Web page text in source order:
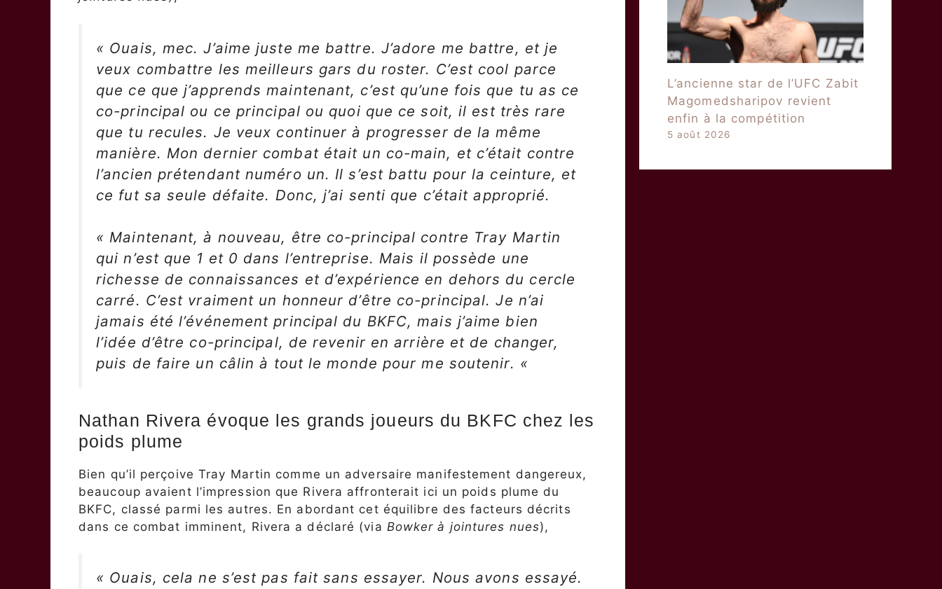
« Ouais, mec. J’aime juste me battre. J’adore me battre, et je
veux combattre les meilleurs gars du roster. C’est cool parce
que ce que j’apprends maintenant, c’est qu’une fois que tu as ce
co-principal ou ce principal ou quoi que ce soit, il est très rare
que tu recules. Je veux continuer à progresser de la même
manière. Mon dernier combat était un co-main, et c’était contre
l’ancien prétendant numéro un. Il s’est battu pour la ceinture, et
ce fut sa seule défaite. Donc, j’ai senti que c’était approprié.
« Maintenant, à nouveau, être co-principal contre Tray Martin
qui n’est que 1 et 0 dans l’entreprise. Mais il possède une
richesse de connaissances et d’expérience en dehors du cercle
carré. C’est vraiment un honneur d’être co-principal. Je n’ai
jamais été l’événement principal du BKFC, mais j’aime bien
l’idée d’être co-principal, de revenir en arrière et de changer,
puis de faire un câlin à tout le monde pour me soutenir. «
Nathan Rivera évoque les grands joueurs du BKFC chez les
poids plume
Bien qu’il perçoive Tray Martin comme un adversaire manifestement dangereux,
beaucoup avaient l’impression que Rivera affronterait ici un poids plume du
BKFC, classé parmi les autres. En abordant cet équilibre des facteurs décrits
dans ce combat imminent, Rivera a déclaré (via Bowker à jointures nues),
« Ouais, cela ne s’est pas fait sans essayer. Nous avons essayé.
L’ancienne star de l’UFC Zabit
Magomedsharipov revient
enfin à la compétition
5 août 2026